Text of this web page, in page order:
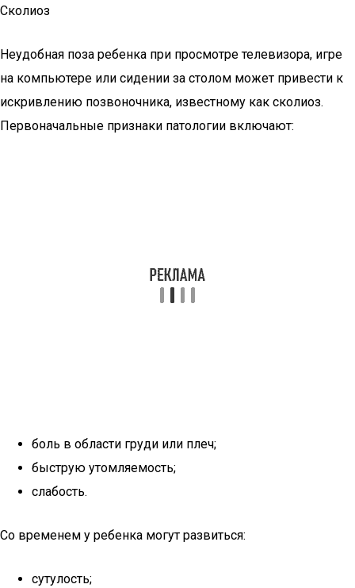
Сколиоз
Неудобная поза ребенка при просмотре телевизора, игре
на компьютере или сидении за столом может привести к
искривлению позвоночника, известному как сколиоз.
Первоначальные признаки патологии включают:
боль в области груди или плеч;
быструю утомляемость;
слабость.
Со временем у ребенка могут развиться:
сутулость;